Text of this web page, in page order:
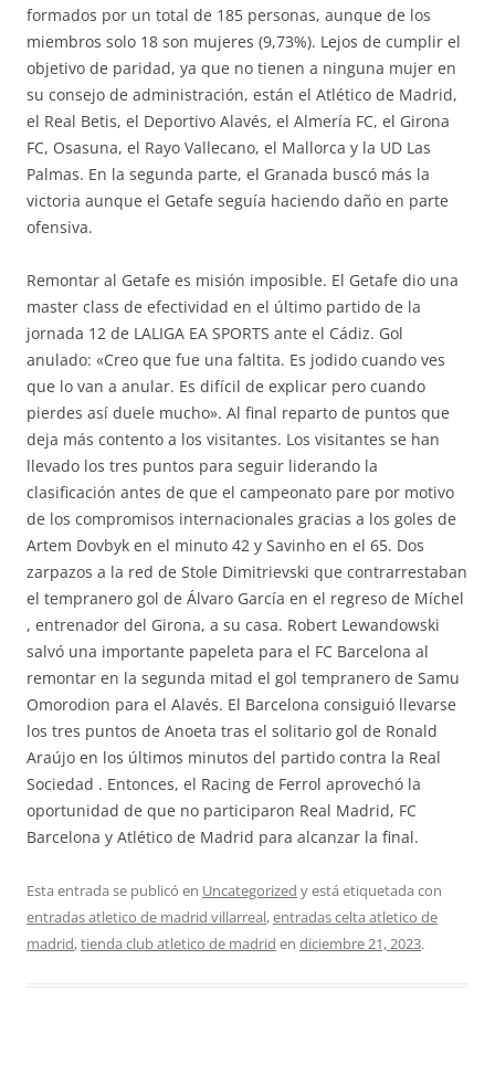
formados por un total de 185 personas, aunque de los
miembros solo 18 son mujeres (9,73%). Lejos de cumplir el
objetivo de paridad, ya que no tienen a ninguna mujer en
su consejo de administración, están el Atlético de Madrid,
el Real Betis, el Deportivo Alavés, el Almería FC, el Girona
FC, Osasuna, el Rayo Vallecano, el Mallorca y la UD Las
Palmas. En la segunda parte, el Granada buscó más la
victoria aunque el Getafe seguía haciendo daño en parte
ofensiva.
Remontar al Getafe es misión imposible. El Getafe dio una
master class de efectividad en el último partido de la
jornada 12 de LALIGA EA SPORTS ante el Cádiz. Gol
anulado: «Creo que fue una faltita. Es jodido cuando ves
que lo van a anular. Es difícil de explicar pero cuando
pierdes así duele mucho». Al final reparto de puntos que
deja más contento a los visitantes. Los visitantes se han
llevado los tres puntos para seguir liderando la
clasificación antes de que el campeonato pare por motivo
de los compromisos internacionales gracias a los goles de
Artem Dovbyk en el minuto 42 y Savinho en el 65. Dos
zarpazos a la red de Stole Dimitrievski que contrarrestaban
el tempranero gol de Álvaro García en el regreso de Míchel
, entrenador del Girona, a su casa. Robert Lewandowski
salvó una importante papeleta para el FC Barcelona al
remontar en la segunda mitad el gol tempranero de Samu
Omorodion para el Alavés. El Barcelona consiguió llevarse
los tres puntos de Anoeta tras el solitario gol de Ronald
Araújo en los últimos minutos del partido contra la Real
Sociedad . Entonces, el Racing de Ferrol aprovechó la
oportunidad de que no participaron Real Madrid, FC
Barcelona y Atlético de Madrid para alcanzar la final.
Esta entrada se publicó en Uncategorized y está etiquetada con
entradas atletico de madrid villarreal,entradas celta atletico de
madrid,tienda club atletico de madrid en diciembre 21, 2023.